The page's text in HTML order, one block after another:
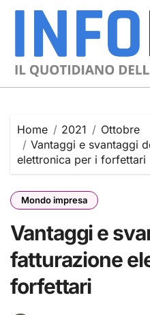
Skip
Home 2021
Ottobre
Vantaggi e svantaggi
elettronica per i forfettari
Mondo impresa
Vantaggi e
fatturazione
forfettari